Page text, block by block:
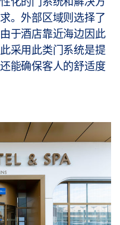
。外部区域则选择了
于酒店靠近海边因此
采用此类门系统是提
能确保客人的舒适度